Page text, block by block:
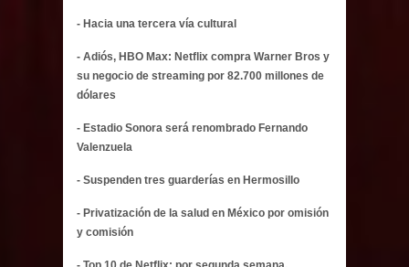
- Hacia una tercera vía cultural
- Adiós, HBO Max: Netflix compra Warner Bros y
su negocio de streaming por 82.700 millones de
dólares
- Estadio Sonora será renombrado Fernando
Valenzuela
- Suspenden tres guarderías en Hermosillo
- Privatización de la salud en México por omisión
y comisión